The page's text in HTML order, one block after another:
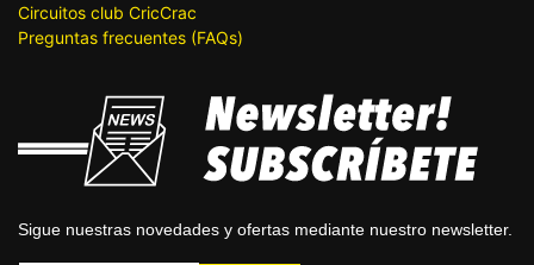
Circuitos club CricCrac
Preguntas frecuentes (FAQs)
Sigue nuestras novedades y ofertas mediante nuestro newsletter.